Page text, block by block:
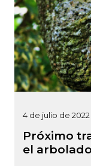
4 de julio de 2022
Próximo
el arbolado